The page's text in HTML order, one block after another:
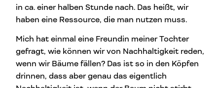
in ca. einer halben Stunde nach. Das heißt, wir
haben eine Ressource, die man nutzen muss.
Mich hat einmal eine Freundin meiner Tochter
gefragt, wie können wir von Nachhaltigkeit reden,
wenn wir Bäume fällen? Das ist so in den Köpfen
drinnen, dass aber genau das eigentlich